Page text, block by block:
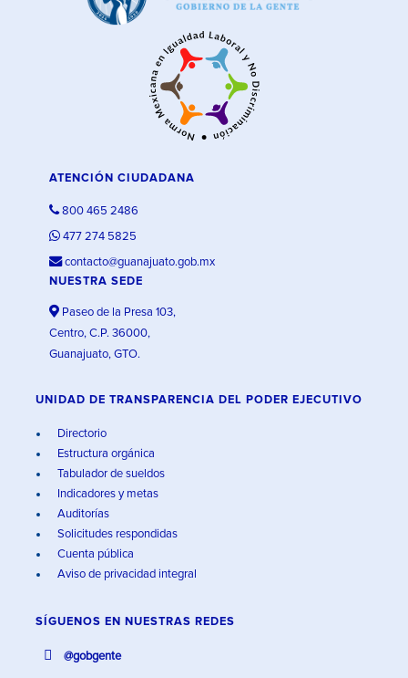
ATENCIÓN CIUDADANA
800 465 2486
477 274 5825
contacto@guanajuato.gob.mx
NUESTRA SEDE
Paseo de la Presa 103,
Centro, C.P. 36000,
Guanajuato, GTO.
UNIDAD DE TRANSPARENCIA DEL PODER EJECUTIVO
Directorio
Estructura orgánica
Tabulador de sueldos
Indicadores y metas
Auditorías
Solicitudes respondidas
Cuenta pública
Aviso de privacidad integral
SÍGUENOS EN NUESTRAS REDES
@gobgente